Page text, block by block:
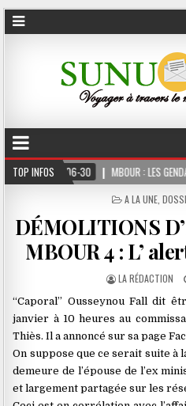
TOP INFOS
MBOUR : LES GENDARMES ONT SAISI 10 KG
POSTED
A LA UNE
DÉMOLITIONS
MBOUR 4 : L’
LA RÉDACTION
‘‘Caporal’’ Ousseynou Fall dit
janvier à 10 heures au
Thiès. Il a annoncé sur sa page
On suppose que ce serait suite à
demeure de l’épouse de l’ex
et largement partagée sur les